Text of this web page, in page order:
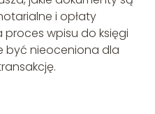
i opłaty
wpisu do księgi
być nieoceniona dla